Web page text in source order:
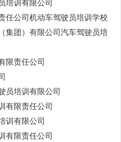
培训有限公司
任公司机动车驾驶员培训学校
集团）有限公司汽车驾驶员培
限责任公司
员培训有限公司
有限责任公司
训有限公司
有限责任公司